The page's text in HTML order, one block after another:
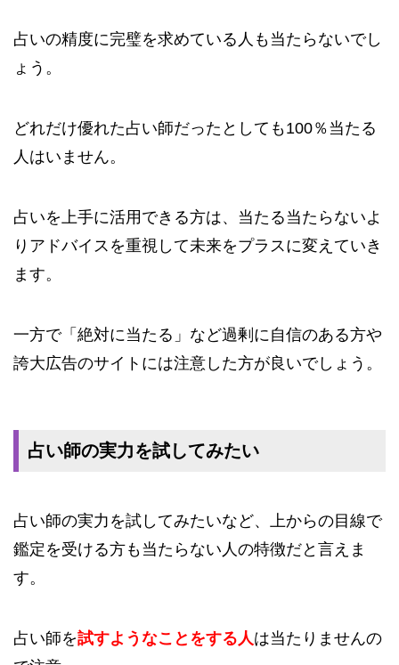
占いの精度に完璧を求めている人も当たらないでし
ょう。
どれだけ優れた占い師だったとしても100％当たる
人はいません。
占いを上手に活用できる方は、当たる当たらないよ
りアドバイスを重視して未来をプラスに変えていき
ます。
一方で「絶対に当たる」など過剰に自信のある方や
誇大広告のサイトには注意した方が良いでしょう。
占い師の実力を試してみたい
占い師の実力を試してみたいなど、上からの目線で
鑑定を受ける方も当たらない人の特徴だと言えま
す。
占い師を試すようなことをする人は当たりませんの